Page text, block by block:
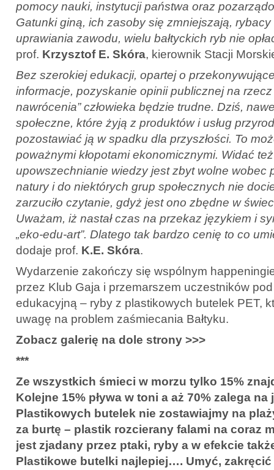
pomocy nauki, instytucji państwa oraz
Gatunki giną, ich zasoby się zmniejszają,
uprawiania zawodu, wielu bałtyckich ryb nie
prof. Krzysztof E. Skóra, kierownik Stacji
Bez szerokiej edukacji, opartej o
informacje, pozyskanie opinii publicznej na
nawrócenia” człowieka będzie trudne. Dziś,
społeczne, które żyją z produktów i usług
pozostawiać ją w spadku dla przyszłości. To
poważnymi kłopotami ekonomicznymi. Widać
upowszechnianie wiedzy jest zbyt wolne wobec
natury i do niektórych grup społecznych nie
zarzuciło czytanie, gdyż jest ono zbędne w
Uważam, iż nastał czas na przekaz językiem i
„eko-edu-art”. Dlatego tak bardzo cenię to co
dodaje prof. K.E. Skóra.
Wydarzenie zakończy się wspólnym
przez Klub Gaja i przemarszem uczestników
edukacyjną – ryby z plastikowych butelek PET,
uwagę na problem zaśmiecania Bałtyku.
Zobacz galerię na dole strony >>>
***
Ze wszystkich śmieci w morzu tylko 15%
Kolejne 15% pływa w toni a aż 70% zalega na
Plastikowych butelek nie zostawiajmy na
za burtę – plastik rozcierany falami na coraz
jest zjadany przez ptaki, ryby a w efekcie
Plastikowe butelki najlepiej…. Umyć,